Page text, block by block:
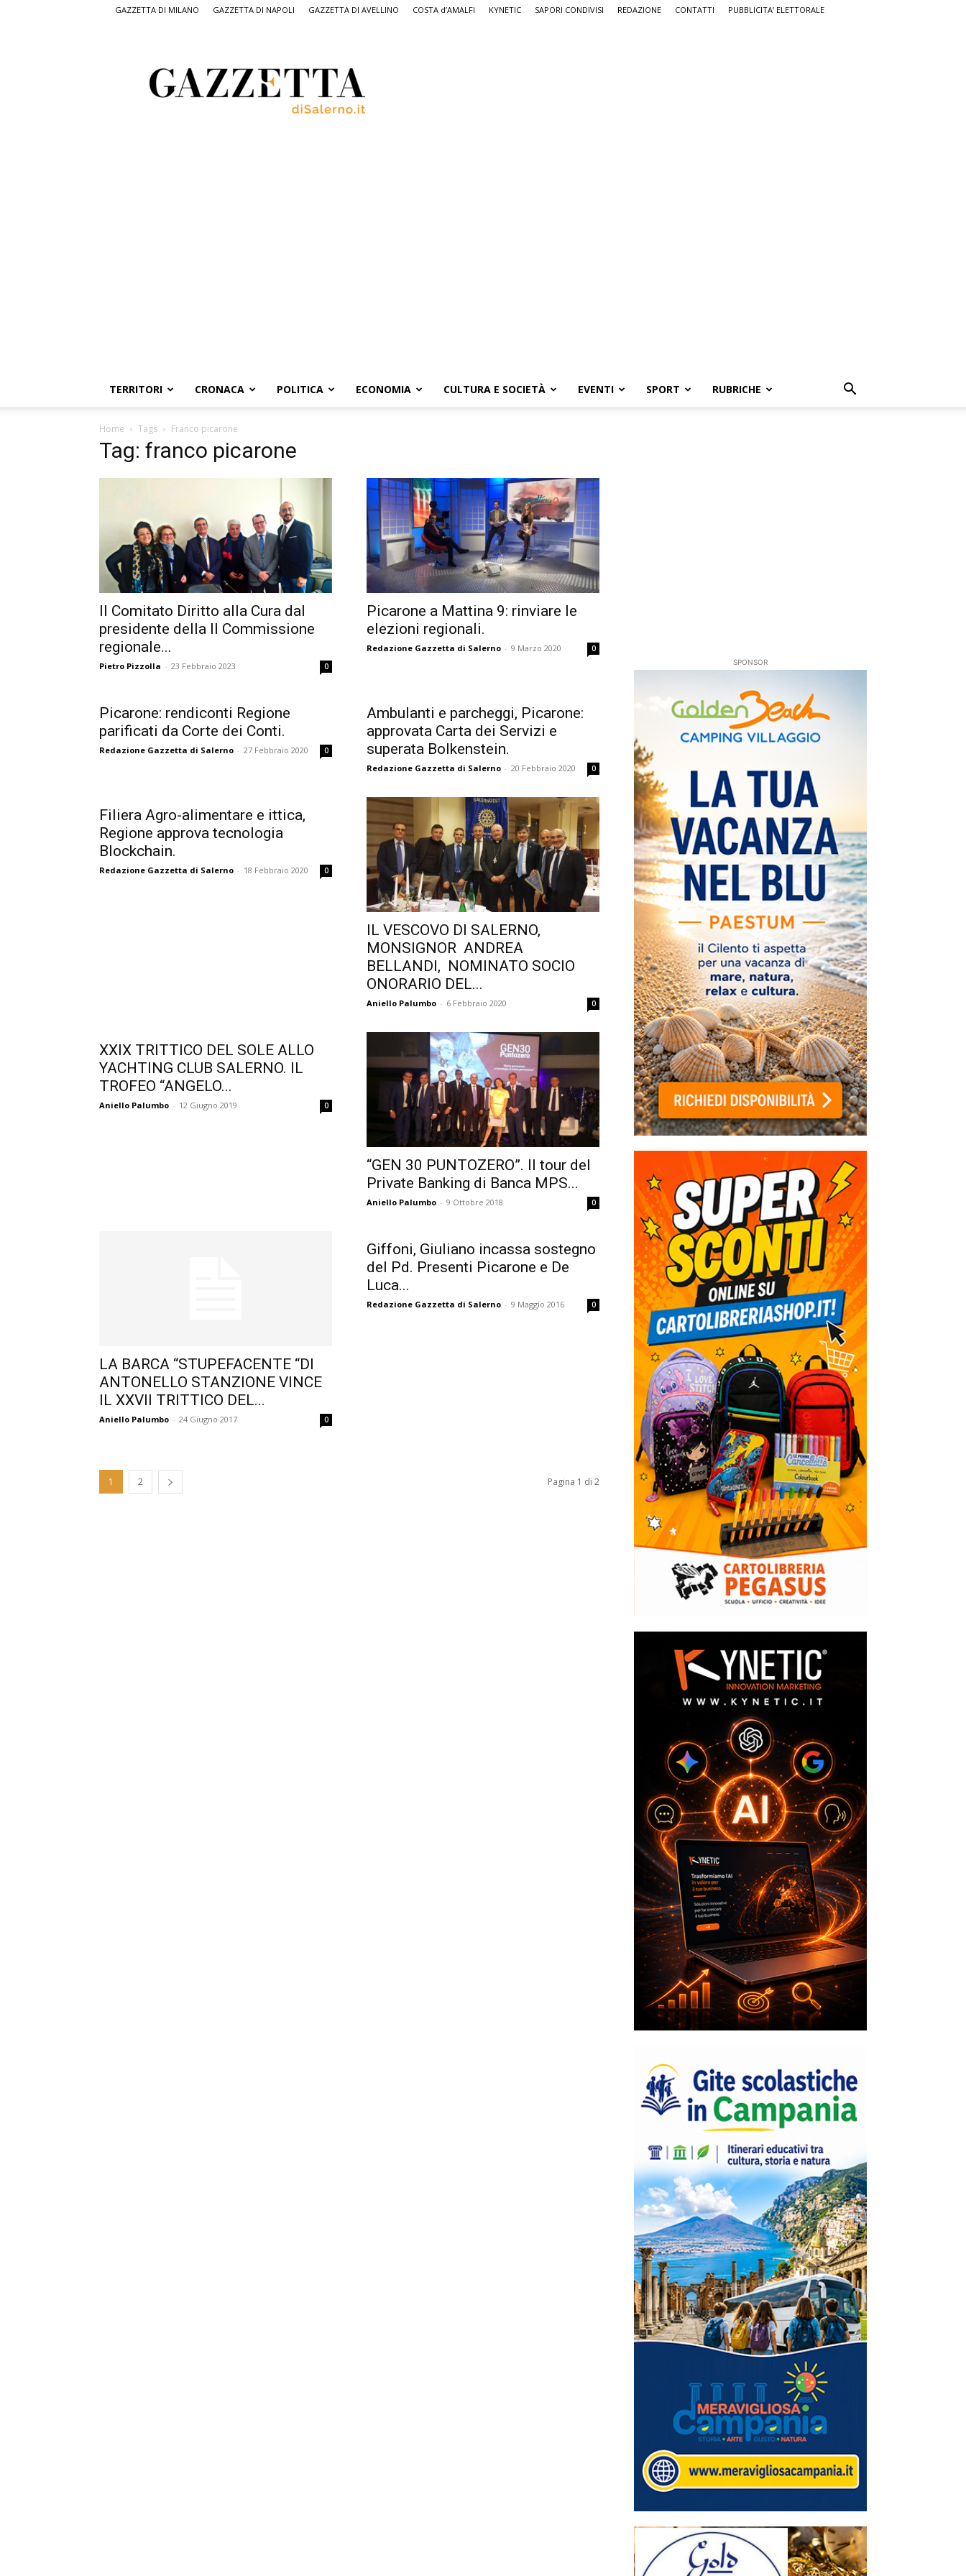
GAZZETTA DI MILANO GAZZETTA DI NAPOLI GAZZETTA DI AVELLINO COSTA d’AMALFI KYNETIC SAPORI CONDIVISI REDAZIONE CONTATTI PUBBLICITA’ ELETTORALE
Salerno,
il
quotidiano
TERRITORI CRONACA POLITICA ECONOMIA CULTURA E SOCIETÀ EVENTI SPORT RUBRICHE
Home Tags Franco picarone
Tag: franco picarone
Il Comitato Diritto alla Cura dal
presidente della II Commissione
regionale...
Pietro Pizzolla - 23 Febbraio 2023 0
Picarone a Mattina 9: rinviare le
elezioni regionali.
Redazione Gazzetta di Salerno - 9 Marzo 2020 0
Picarone: rendiconti Regione
parificati da Corte dei Conti.
Redazione Gazzetta di Salerno - 27 Febbraio 2020 0
Ambulanti e parcheggi, Picarone:
approvata Carta dei Servizi e
superata Bolkenstein.
Redazione Gazzetta di Salerno - 20 Febbraio 2020 0
Filiera Agro-alimentare e ittica,
Regione approva tecnologia
Blockchain.
Redazione Gazzetta di Salerno - 18 Febbraio 2020 0
IL VESCOVO DI SALERNO,
MONSIGNOR ANDREA
BELLANDI, NOMINATO SOCIO
ONORARIO DEL...
Aniello Palumbo - 6 Febbraio 2020 0
XXIX TRITTICO DEL SOLE ALLO
YACHTING CLUB SALERNO. IL
TROFEO “ANGELO...
Aniello Palumbo - 12 Giugno 2019 0
“GEN 30 PUNTOZERO”. Il tour del
Private Banking di Banca MPS...
Aniello Palumbo - 9 Ottobre 2018 0
LA BARCA “STUPEFACENTE “DI
ANTONELLO STANZIONE VINCE
IL XXVII TRITTICO DEL...
Aniello Palumbo - 24 Giugno 2017 0
Giffoni, Giuliano incassa sostegno
del Pd. Presenti Picarone e De
Luca...
Redazione Gazzetta di Salerno - 9 Maggio 2016 0
1 2 Pagina 1 di 2
SPONSOR